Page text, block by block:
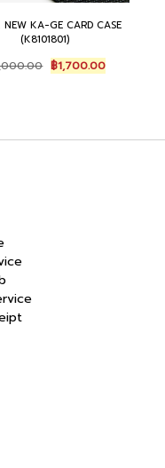
NEW KA-GE CARD CASE
(K8101801)
Original
price
฿1,700.00Current
price